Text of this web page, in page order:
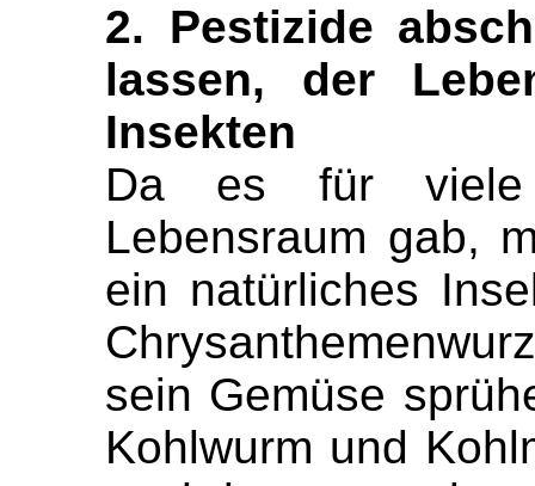
2. Pestizide
lassen, der
Insekten
Da es für viele
Lebensraum gab,
ein natürliches
sein Gemüse
Kohlwurm und